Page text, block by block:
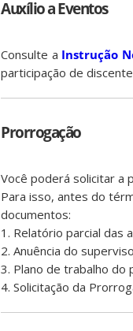
Auxílio a Eventos
Consulte a Instrução
participação de
Prorrogação
Você poderá solicitar a
Para isso, antes do
documentos:
1. Relatório parcial das
2. Anuência do
3. Plano de trabalho do
4. Solicitação da